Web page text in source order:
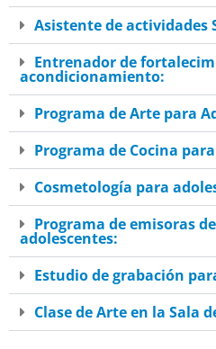
Asistente de actividades
Entrenador de
acondicionamiento:
Programa de Arte para
Programa de Cocina
Cosmetología para
Programa de emisoras
adolescentes:
Estudio de grabación
Clase de Arte en la Sala